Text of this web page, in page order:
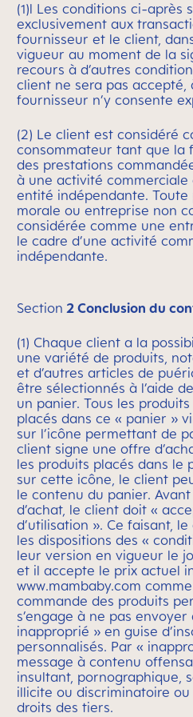
(1)l Les conditions ci-après
exclusivement aux
fournisseur et le client,
vigueur au moment de la
recours à d’autres
client ne sera pas accepté,
fournisseur n’y consente
(2) Le client est considéré
consommateur tant que la
des prestations
à une activité commerciale
entité indépendante.
morale ou entreprise non
considérée comme une
le cadre d’une activité
indépendante.
Section 2 Conclusion du
(1) Chaque client a la
une variété de produits,
et d’autres articles de
être sélectionnés à l’aide
un panier. Tous les
placés dans ce « panier »
sur l’icône permettant de
client signe une offre
les produits placés dans le
sur cette icône, le client
le contenu du panier.
d’achat, le client doit «
d’utilisation ». Ce faisant,
les dispositions des «
leur version en vigueur le
et il accepte le prix actuel
www.mambaby.com
commande des produits
s’engage à ne pas envoyer
inapproprié » en guise
personnalisés. Par «
message à contenu
insultant, pornographique,
illicite ou discriminatoire
droits des tiers.